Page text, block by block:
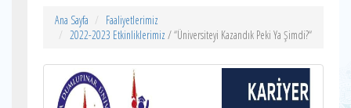
Ana Sayfa
Faaliyetlerimiz
2022-2023 Etkinliklerimiz / “Üniversiteyi Kazandık Peki Ya Şimdi?“